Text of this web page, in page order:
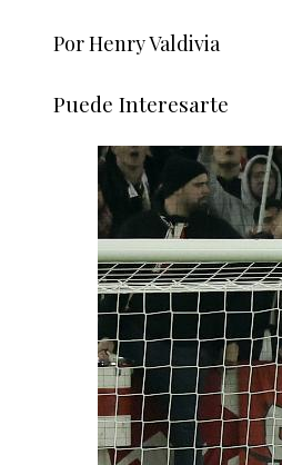
Por Henry Valdivia
Puede Interesarte